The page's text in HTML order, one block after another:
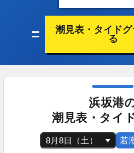
潮見表・タイド
る
浜坂港
潮見表・タイ
若